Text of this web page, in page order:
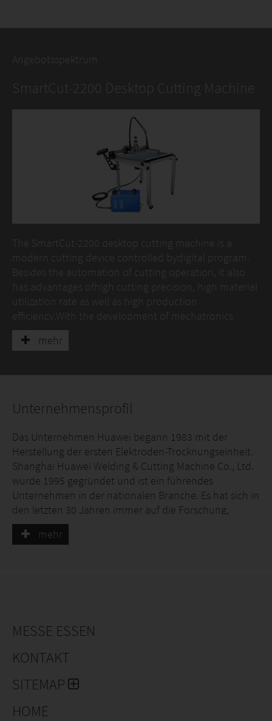
Angebotsspektrum
SmartCut-2200 Desktop Cutting Machine
The SmartCut-2200 desktop cutting machine is a
modern cutting device controlled bydigital program.
Besides the automation of cutting operation, it also
has advantages ofhigh cutting precision, high material
utilization rate as well as high production
efficiency.With the development of mechatronics
technology and computer technology, CNCcutting
machine has attracted attention of more and more
production by virtue of its good man-machine
support function and relatively low
equipmentinvestment.
mehr
Unternehmensprofil
Das Unternehmen Huawei begann 1983 mit der
Herstellung der ersten Elektroden-Trocknungseinheit.
Shanghai Huawei Welding & Cutting Machine Co., Ltd.
wurde 1995 gegründet und ist ein führendes
Unternehmen in der nationalen Branche. Es hat sich in
den letzten 30 Jahren immer auf die Forschung,
Entwicklung und Herstellung von Schneid- und
Schweißmaschinen spezialisiert. Unsere beliebten
Das Unternehmen hat eine Fläche von 26.000
Quadratmetern und eine Baufläche von 32.000
und 72 Techniker sowie die Shanghai Welding &
Rubber Industry Co., Ltd. Das Unternehmen verfügt
mehr
MESSE ESSEN
KONTAKT
SITEMAP
HOME